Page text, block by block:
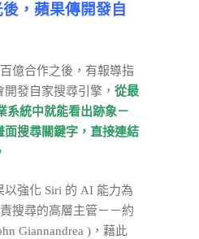
，蘋果傳開發自
億合作之後，有報導指
發自家搜尋引擎， 從最
系統中就能看出跡象－
面搜尋關鍵字，直接連結
以強化 Siri 的 AI 能力為
搜尋的高層主管－－約
Giannandrea )，藉此